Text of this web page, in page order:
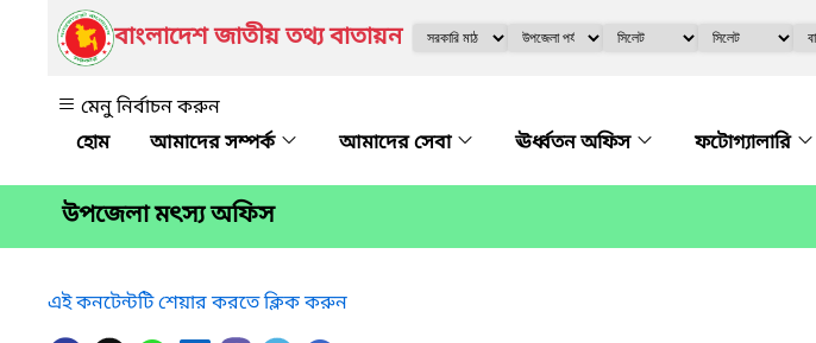
বাংলাদেশ জাতীয় তথ্য বাতায়ন
মেনু নির্বাচন করুন
আমাদের সম্পর্ক
আমাদের সেবা ঊর্ধ্বতন অফিস ফটোগ্যালারি
উপজেলা মৎস্য অফিস
এই কনটেন্টটি শেয়ার করতে ক্লিক করুন